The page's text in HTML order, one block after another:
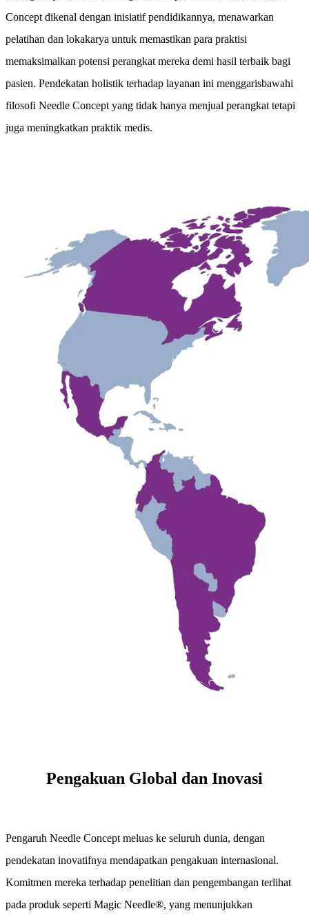
Concept dikenal dengan inisiatif pendidikannya, menawarkan
pelatihan dan lokakarya untuk memastikan para praktisi
memaksimalkan potensi perangkat mereka demi hasil terbaik bagi
pasien. Pendekatan holistik terhadap layanan ini menggarisbawahi
filosofi Needle Concept yang tidak hanya menjual perangkat tetapi
juga meningkatkan praktik medis.
Pengakuan Global dan Inovasi
Pengaruh Needle Concept meluas ke seluruh dunia, dengan
pendekatan inovatifnya mendapatkan pengakuan internasional.
Komitmen mereka terhadap penelitian dan pengembangan terlihat
pada produk seperti Magic Needle®, yang menunjukkan